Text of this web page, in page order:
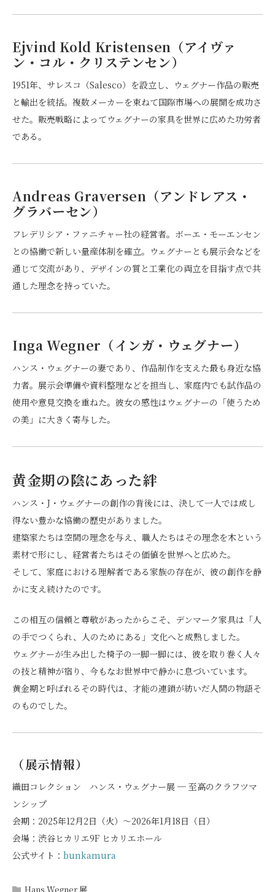
Ejvind Kold Kristensen（アイヴァ
ン・コル・クリステンセン）
1951年、サレスコ（Salesco）を設立し、ウェグナー作品の販売
と輸出を統括。複数メーカーを束ねて国際市場への展開を成功さ
せた。販売戦略によってウェグナーの家具を世界に広めた功労者
である。
Andreas Graversen（アンドレアス・
グラバーセン）
フレデリシア・ファニチャー社の経営者。ボーエ・モーエンセン
との協働で新しい量産体制を確立。ウェグナーとも展示会などを
通じて交流があり、デザインの質と工業化の両立を目指す点で共
通した理念を持っていた。
Inga Wegner（インガ・ウェグナー）
ハンス・ウェグナーの妻であり、作品制作を支えた最も身近な協
力者。展示会準備や資料整理などを担当し、家庭内でも試作品の
使用や意見交換を重ねた。彼女の感性はウェグナーの「使うため
の美」に大きく寄与した。
黄金期の陰にあった絆
ハンス・J・ウェグナーの創作の背後には、決して一人では成し
得ない豊かな協働の歴史がありました。
建築家たちは空間の理念を与え、職人たちはその理念を木という
素材で形にし、経営者たちはその価値を世界へと広めた。
そして、家庭における理解者である家族の存在が、彼の創作を静
かに支え続けたのです。
この相互の信頼と尊敬があったからこそ、デンマーク家具は「人
の手でつくられ、人のためにある」文化へと成熟しました。
ウェグナーが生み出した椅子の一脚一脚には、彼を取り巻く人々
の技と精神が宿り、今もなお世界中で静かに息づいています。
黄金期と呼ばれるその時代は、才能の連鎖が紡いだ人間の物語そ
のものでした。
（展示情報）
織田コレクション ハンス・ウェグナー展 ─ 至高のクラフツマ
ンシップ
会期：2025年12月2日（火）〜2026年1月18日（日）
会場：渋谷ヒカリエ9F ヒカリエホール
公式サイト： bunkamura
Hans Wegner 展